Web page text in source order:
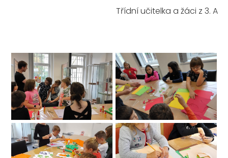
Třídní učitelka a žáci z 3. A